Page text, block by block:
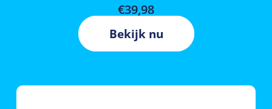
€39,98
Bekijk nu